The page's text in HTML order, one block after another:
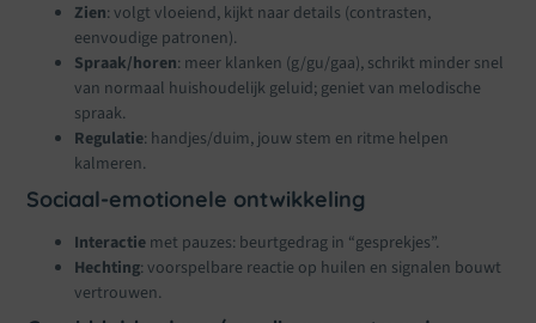
Zien: volgt vloeiend, kijkt naar details (contrasten,
eenvoudige patronen).
Spraak/horen: meer klanken (g/gu/gaa), schrikt minder snel
van normaal huishoudelijk geluid; geniet van melodische
spraak.
Regulatie: handjes/duim, jouw stem en ritme helpen
kalmeren.
Sociaal-emotionele ontwikkeling
Interactie met pauzes: beurtgedrag in “gesprekjes”.
Hechting: voorspelbare reactie op huilen en signalen bouwt
vertrouwen.